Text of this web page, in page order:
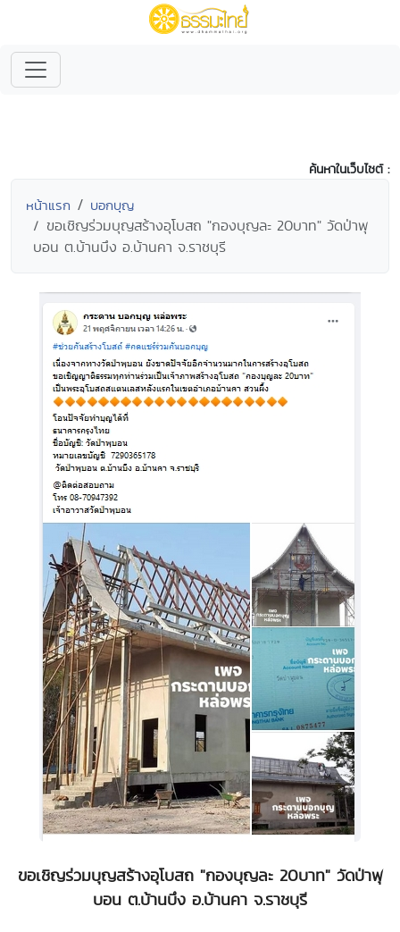
ค้นหาในเว็บไซต์ :
หน้าแรก บอกบุญ
ขอเชิญร่วมบุญสร้างอุโบสถ "กองบุญละ 20บาท" วัดป่าพุ
บอน ต.บ้านบึง อ.บ้านคา จ.ราชบุรี
ขอเชิญร่วมบุญสร้างอุโบสถ "กองบุญละ 20บาท" วัดป่าพุ
บอน ต.บ้านบึง อ.บ้านคา จ.ราชบุรี